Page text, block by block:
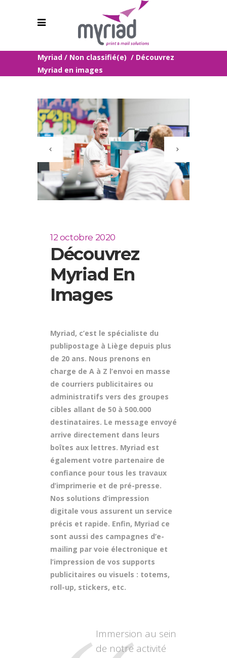
Myriad / Non classifié(e) / Découvrez
Myriad en images
12 octobre 2020
Découvrez
Myriad En
Images
Myriad, c’est le spécialiste du
publipostage à Liège depuis plus
de 20 ans. Nous prenons en
charge de A à Z l’envoi en masse
de courriers publicitaires ou
administratifs vers des groupes
cibles allant de 50 à 500.000
destinataires. Le message envoyé
arrive directement dans leurs
boîtes aux lettres. Myriad est
également votre partenaire de
confiance pour tous les travaux
d’imprimerie et de pré-presse.
Nos solutions d’impression
digitale vous assurent un service
précis et rapide. Enfin, Myriad ce
sont aussi des campagnes d’e-
mailing par voie électronique et
l’impression de vos supports
publicitaires ou visuels : totems,
roll-up, stickers, etc.
Immersion au sein
de notre activité